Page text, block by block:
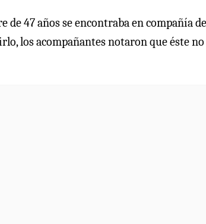
47 años se encontraba en compañía
los acompañantes notaron que éste